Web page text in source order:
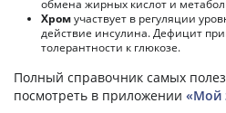
обмена жирных кислот и
Хромучаствует в регуляции
действие инсулина. Дефицит
толерантности к глюкозе.
Полный справочник самых
посмотреть в приложении «Мой